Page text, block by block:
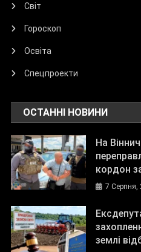
Світ
Гороскоп
Освіта
Спецпроекти
ОСТАННІ НОВИНИ
На
кордон
7 Серпня,
землі